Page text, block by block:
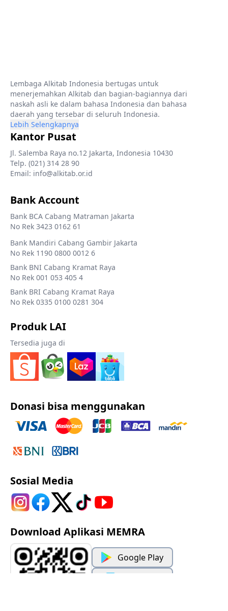
Lembaga Alkitab Indonesia bertugas untuk
menerjemahkan Alkitab dan bagian-bagiannya dari
naskah asli ke dalam bahasa Indonesia dan bahasa
daerah yang tersebar di seluruh Indonesia.
Lebih Selengkapnya
Kantor Pusat
Jl. Salemba Raya no.12 Jakarta, Indonesia 10430
Telp. (021) 314 28 90
Email: info@alkitab.or.id
Bank Account
Bank BCA Cabang Matraman Jakarta
No Rek 3423 0162 61
Bank Mandiri Cabang Gambir Jakarta
No Rek 1190 0800 0012 6
Bank BNI Cabang Kramat Raya
No Rek 001 053 405 4
Bank BRI Cabang Kramat Raya
No Rek 0335 0100 0281 304
Produk LAI
Tersedia juga di
Donasi bisa menggunakan
Sosial Media
Download Aplikasi MEMRA
Google Play